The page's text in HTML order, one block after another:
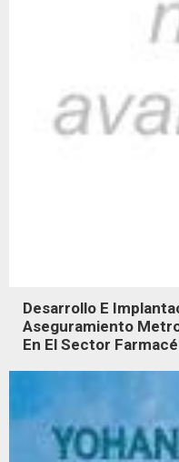
Desarrollo E
Aseguramiento
En El Sector